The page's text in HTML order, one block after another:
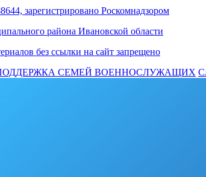
зарегистрировано Роскомнадзором
района Ивановской области
без ссылки на сайт запрещено
СЕМЕЙ ВОЕННОСЛУЖАЩИХ